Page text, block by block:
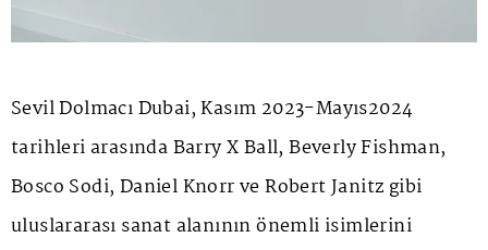
Sevil Dolmacı Dubai, Kasım 2023-Mayıs2024
tarihleri arasında Barry X Ball, Beverly Fishman,
Bosco Sodi, Daniel Knorr ve Robert Janitz gibi
uluslararası sanat alanının önemli isimlerini